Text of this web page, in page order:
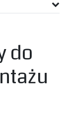
do